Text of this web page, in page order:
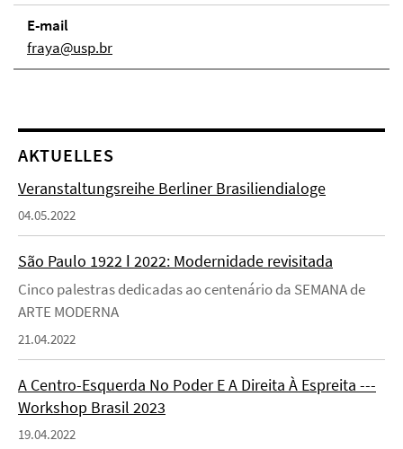
E-mail
fraya@usp.br
AKTUELLES
Veranstaltungsreihe Berliner Brasiliendialoge
04.05.2022
São Paulo 1922 ǀ 2022: Modernidade revisitada
Cinco palestras dedicadas ao centenário da SEMANA de
ARTE MODERNA
21.04.2022
A Centro-Esquerda No Poder E A Direita À Espreita ---
Workshop Brasil 2023
19.04.2022